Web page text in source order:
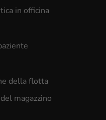
in officina
della flotta
magazzino